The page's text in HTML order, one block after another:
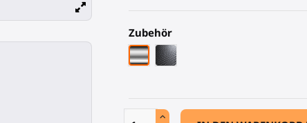
Zubehör
Chrom-Armatur
Schwarze Kohlefaser-Armatur